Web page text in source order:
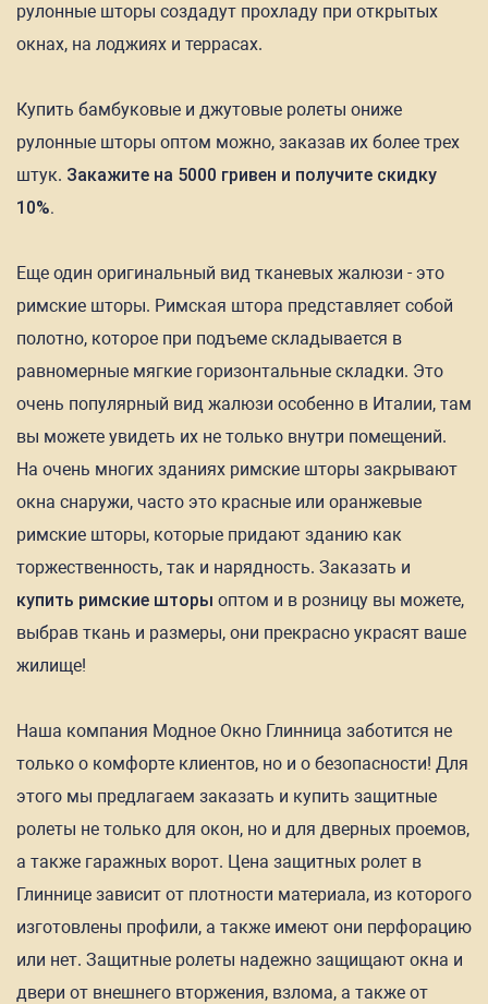
рулонные шторы создадут прохладу при открытых
окнах, на лоджиях и террасах.
Купить бамбуковые и джутовые ролеты ониже
рулонные шторы оптом можно, заказав их более трех
штук. Закажите на 5000 гривен и получите скидку
10%.
Еще один оригинальный вид тканевых жалюзи - это
римские шторы. Римская штора представляет собой
полотно, которое при подъеме складывается в
равномерные мягкие горизонтальные складки. Это
очень популярный вид жалюзи особенно в Италии, там
вы можете увидеть их не только внутри помещений.
На очень многих зданиях римские шторы закрывают
окна снаружи, часто это красные или оранжевые
римские шторы, которые придают зданию как
торжественность, так и нарядность. Заказать и
купить римские шторы оптом и в розницу вы можете,
выбрав ткань и размеры, они прекрасно украсят ваше
жилище!
Наша компания Модное Окно Глинница заботится не
только о комфорте клиентов, но и о безопасности! Для
этого мы предлагаем заказать и купить защитные
ролеты не только для окон, но и для дверных проемов,
а также гаражных ворот. Цена защитных ролет в
Глиннице зависит от плотности материала, из которого
изготовлены профили, а также имеют они перфорацию
или нет. Защитные ролеты надежно защищают окна и
двери от внешнего вторжения, взлома, а также от